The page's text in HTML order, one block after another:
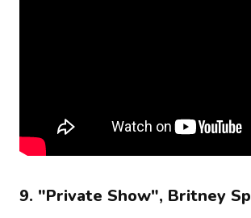
9. "Private Show", Britney